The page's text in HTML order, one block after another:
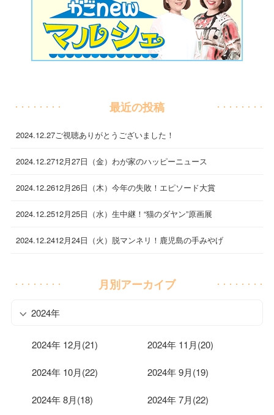
最近の投稿
2024.12.27ご視聴ありがとうございました！
2024.12.2712月27日（金）わが家のハッピーニュース
2024.12.2612月26日（木）今年の失敗！エピソード大賞
2024.12.2512月25日（水）生中継！“猫のダヤン”原画展
2024.12.2412月24日（火）脱マンネリ！鹿児島の手みやげ
月別アーカイブ
2024年
2024年 12月(21) 2024年 11月(20)
2024年 10月(22) 2024年 9月(19)
2024年 8月(18) 2024年 7月(22)